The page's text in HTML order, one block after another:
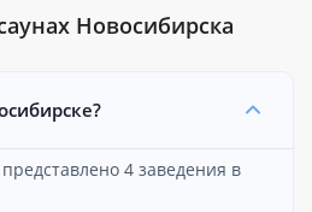
Новосибирска
4 заведения в